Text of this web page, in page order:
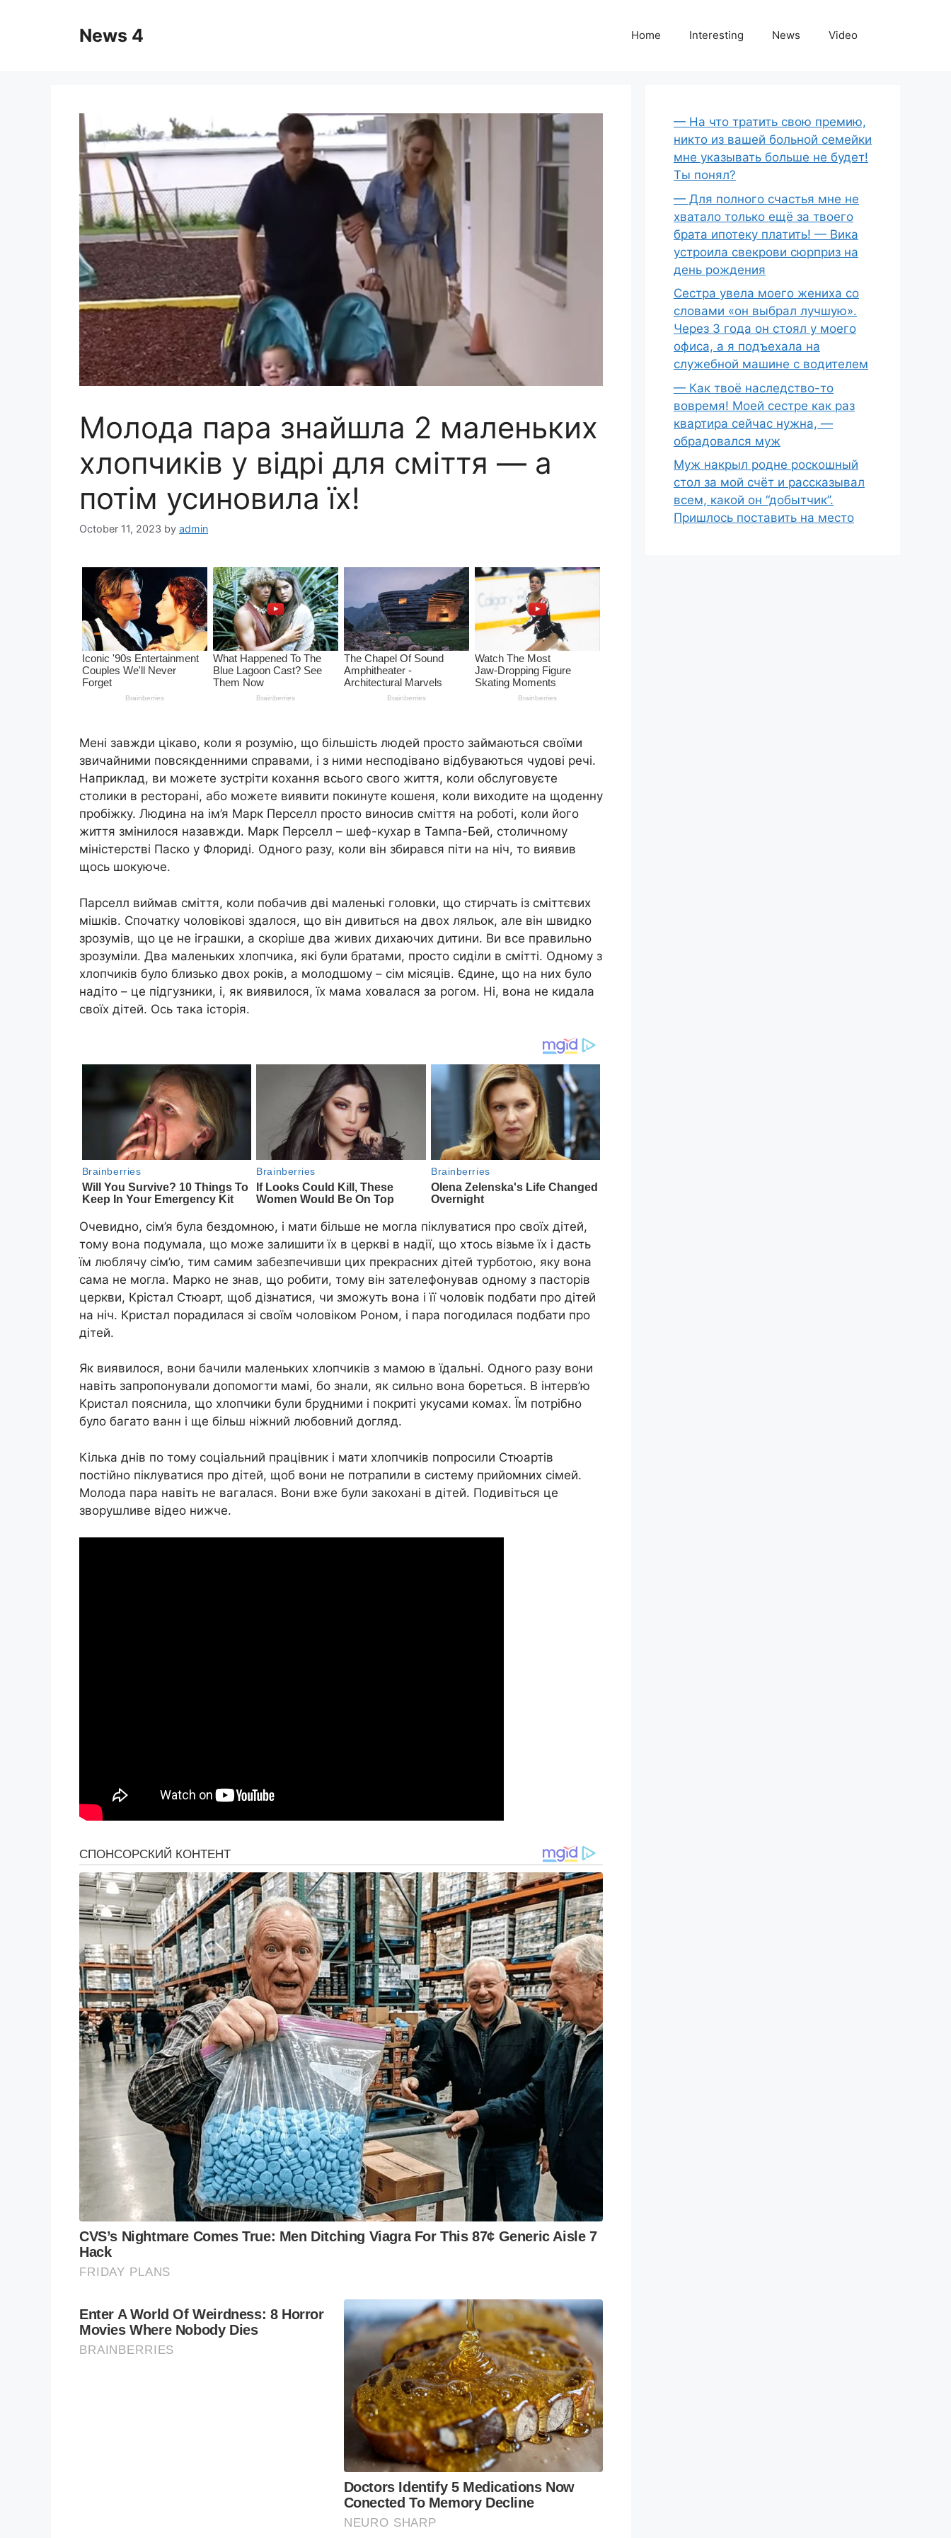
News 4 Home Interesting News Video
Молода пара знайшла 2 маленьких
хлопчиків у відрі для сміття — а
потім усиновила їх!
October 11, 2023 by admin
Мені завжди цікаво, коли я розумію, що більшість людей просто займаються своїми
звичайними повсякденними справами, і з ними несподівано відбуваються чудові речі.
Наприклад, ви можете зустріти кохання всього свого життя, коли обслуговуєте
столики в ресторані, або можете виявити покинуте кошеня, коли виходите на щоденну
пробіжку. Людина на ім’я Марк Перселл просто виносив сміття на роботі, коли його
життя змінилося назавжди. Марк Перселл – шеф-кухар в Тампа-Бей, столичному
міністерстві Паско у Флориді. Одного разу, коли він збирався піти на ніч, то виявив
щось шокуюче.
Парселл виймав сміття, коли побачив дві маленькі головки, що стирчать із сміттєвих
мішків. Спочатку чоловікові здалося, що він дивиться на двох ляльок, але він швидко
зрозумів, що це не іграшки, а скоріше два живих дихаючих дитини. Ви все правильно
зрозуміли. Два маленьких хлопчика, які були братами, просто сиділи в смітті. Одному з
хлопчиків було близько двох років, а молодшому – сім місяців. Єдине, що на них було
надіто – це підгузники, і, як виявилося, їх мама ховалася за рогом. Ні, вона не кидала
своїх дітей. Ось така історія.
Очевидно, сім’я була бездомною, і мати більше не могла піклуватися про своїх дітей,
тому вона подумала, що може залишити їх в церкві в надії, що хтось візьме їх і дасть
їм люблячу сім’ю, тим самим забезпечивши цих прекрасних дітей турботою, яку вона
сама не могла. Марко не знав, що робити, тому він зателефонував одному з пасторів
церкви, Крістал Стюарт, щоб дізнатися, чи зможуть вона і її чоловік подбати про дітей
на ніч. Кристал порадилася зі своїм чоловіком Роном, і пара погодилася подбати про
дітей.
Як виявилося, вони бачили маленьких хлопчиків з мамою в їдальні. Одного разу вони
навіть запропонували допомогти мамі, бо знали, як сильно вона бореться. В інтерв’ю
Кристал пояснила, що хлопчики були брудними і покриті укусами комах. Їм потрібно
було багато ванн і ще більш ніжний любовний догляд.
Кілька днів по тому соціальний працівник і мати хлопчиків попросили Стюартів
постійно піклуватися про дітей, щоб вони не потрапили в систему прийомних сімей.
Молода пара навіть не вагалася. Вони вже були закохані в дітей. Подивіться це
зворушливе відео нижче.
— На что тратить свою премию,
никто из вашей больной семейки
мне указывать больше не будет!
Ты понял?
— Для полного счастья мне не
хватало только ещё за твоего
брата ипотеку платить! — Вика
устроила свекрови сюрприз на
день рождения
Сестра увела моего жениха со
словами «он выбрал лучшую».
Через 3 года он стоял у моего
офиса, а я подъехала на
служебной машине с водителем
— Как твоё наследство-то
вовремя! Моей сестре как раз
квартира сейчас нужна, —
обрадовался муж
Муж накрыл родне роскошный
стол за мой счёт и рассказывал
всем, какой он “добытчик”.
Пришлось поставить на место